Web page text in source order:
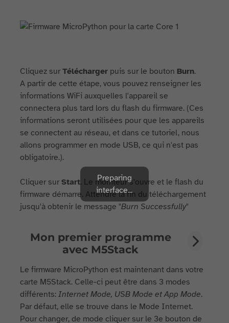
Cliquez surTélécharger puis sur le bouton Burn.
A partir de cette étape, vous pouvez renseigner les
informations WiFi auxquelles l'appareil se
connectera plus tard lors du flash du firmware. (Ces
informations seront utilisées pour que les appareils
se connectent au réseau, et dans ce tutoriel, nous
allons programmer en mode USB, ce qui n'est pas
obligatoire.).
Cliquer surStart. Le moniteur s'ouvre et le flash du
firmware démarre. Attendre la fin du téléchargement
jusqu'à obtenir le message "Burn Successfully"
Mon premier programme
avec M5Stack
Le firmware MicroPython est maintenant dans votre
carte M5Stack. Celle-ci peut être dans 3 modes
différents:Internet Mode, USB Mode et App Mode.
Par défaut, elle se trouve dans le Mode Internet.
Pour changer, de mode cliquer sur le 3e bouton de
Preparing
interface...